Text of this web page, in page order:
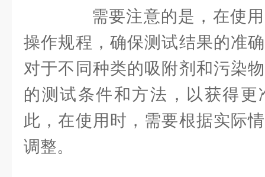
需要注意的是，在使用
操作规程，确保测试结果的准
对于不同种类的吸附剂和污染
的测试条件和方法，以获得
此，在使用时，需要根据实际
调整。